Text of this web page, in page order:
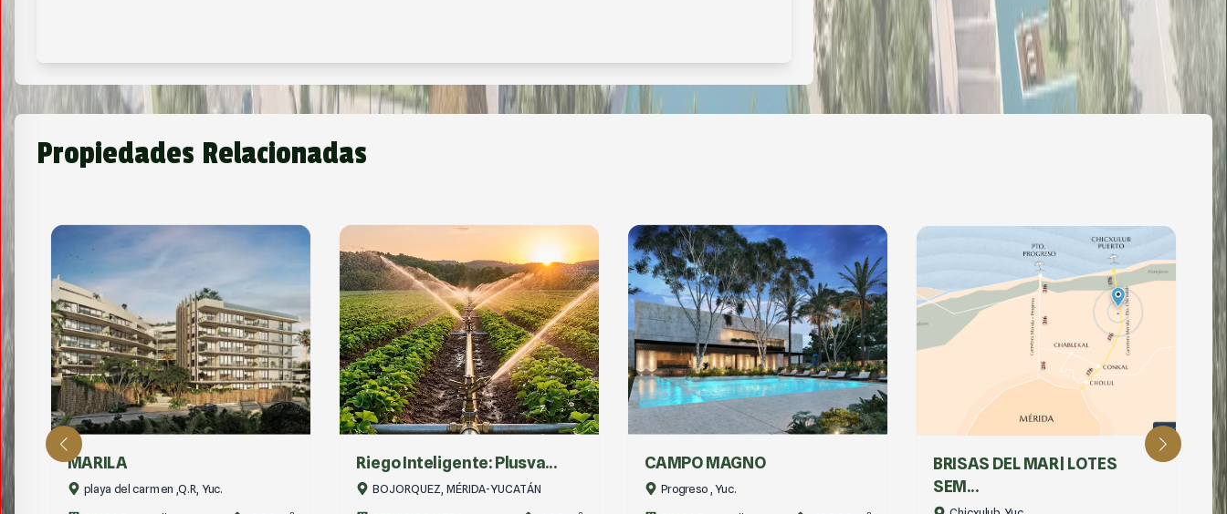
Propiedades Relacionadas
Riego Inteligente: Plusva...
BOJORQUEZ, MÉRIDA-YUCATÁN
CAMPO MAGNO
Progreso , Yuc.
BRISAS DEL MAR| LOTES
SEM...
BLANCA RESIDENCIAL
MERIDA